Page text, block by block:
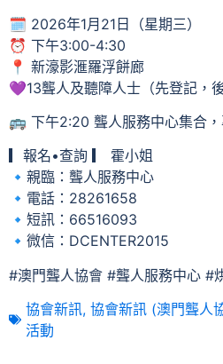
🗓 2026年1月21日（星期三）
⏰ 下午3:00-4:30
📍 新濠影滙羅浮餅廊
💜13聾人及聽障人士（先登記，後
🚌 下午2:20 聾人服務中心集合
▎報名•查詢 ▎ 霍小姐
🔹親臨：聾人服務中心
🔹電話：28261658
🔹短訊：66516093
🔹微信：DCENTER2015
#澳門聾人協會 #聾人服務中心 #
協會新訊, 協會新訊 (澳門聾人
活動